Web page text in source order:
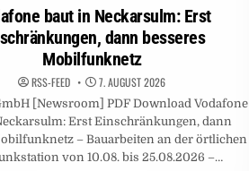
baut in Neckarsulm: Erst
dann besseres
Mobilfunknetz
RSS-FEED 7. AUGUST 2026
[Newsroom] PDF Download Vodafone
Erst Einschränkungen, dann
– Bauarbeiten an der örtlichen
von 10.08. bis 25.08.2026 –…